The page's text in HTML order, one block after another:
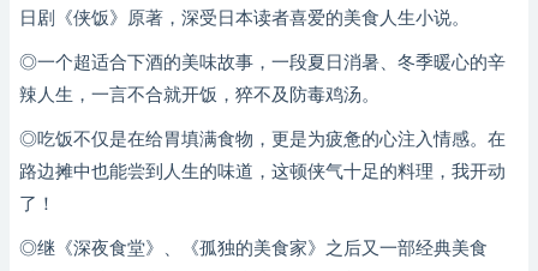
日剧《侠饭》原著，深受日本读者喜爱的美食人生小说。
◎一个超适合下酒的美味故事，一段夏日消暑、冬季暖心的辛
辣人生，一言不合就开饭，猝不及防毒鸡汤。
◎吃饭不仅是在给胃填满食物，更是为疲惫的心注入情感。在
路边摊中也能尝到人生的味道，这顿侠气十足的料理，我开动
了！
◎继《深夜食堂》、《孤独的美食家》之后又一部经典美食